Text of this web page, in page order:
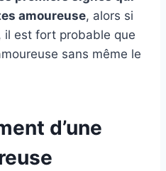
amoureuse, alors si
il est fort probable que
sans même le
d’une